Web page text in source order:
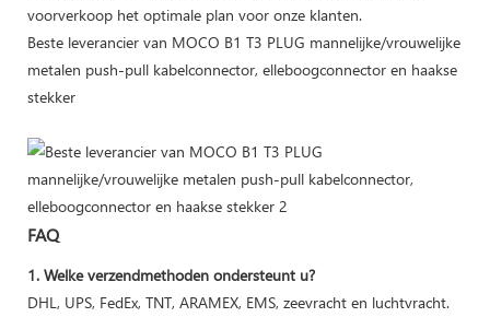
voorverkoop het optimale plan voor onze klanten.
Beste leverancier van MOCO B1 T3 PLUG mannelijke/vrouwelijke
metalen push-pull kabelconnector, elleboogconnector en haakse
stekker
FAQ
1. Welke verzendmethoden ondersteunt u?
DHL, UPS, FedEx, TNT, ARAMEX, EMS, zeevracht en luchtvracht.